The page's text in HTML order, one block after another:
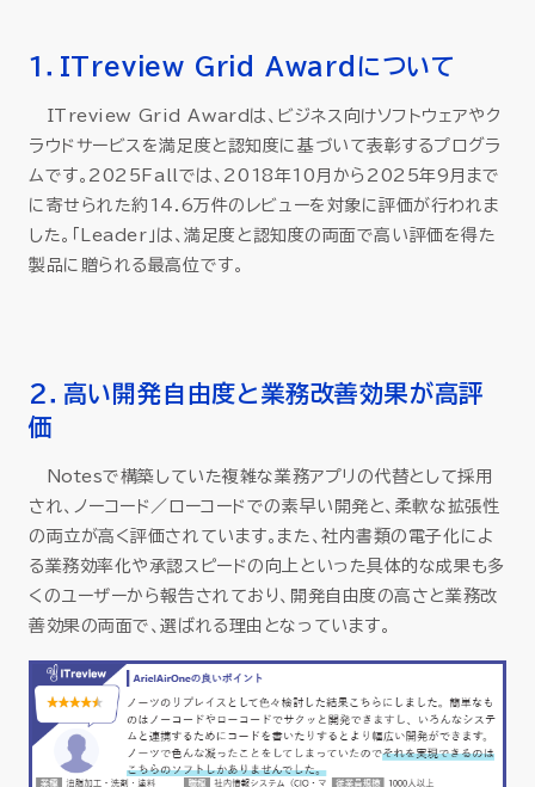
1．ITreview Grid Awardについて
ITreview Grid Awardは、ビジネス向けソフトウェアやク
ラウドサービスを満足度と認知度に基づいて表彰するプログラ
ムです。2025Fallでは、2018年10月から2025年9月まで
に寄せられた約14.6万件のレビューを対象に評価が行われま
した。「Leader」は、満足度と認知度の両面で高い評価を得た
製品に贈られる最高位です。
2．高い開発自由度と業務改善効果が高評
価
Notesで構築していた複雑な業務アプリの代替として採用
され、ノーコード／ローコードでの素早い開発と、柔軟な拡張性
の両立が高く評価されています。また、社内書類の電子化によ
る業務効率化や承認スピードの向上といった具体的な成果も多
くのユーザーから報告されており、開発自由度の高さと業務改
善効果の両面で、選ばれる理由となっています。